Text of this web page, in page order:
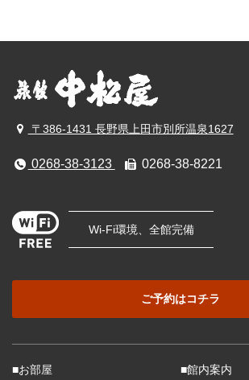
〒386-1431 長野県上田市別所温泉1627
0268-38-3123 0268-38-8221
Wi-Fi環境、全館完備
ご予約はコチラ
■お部屋 ■館内案内